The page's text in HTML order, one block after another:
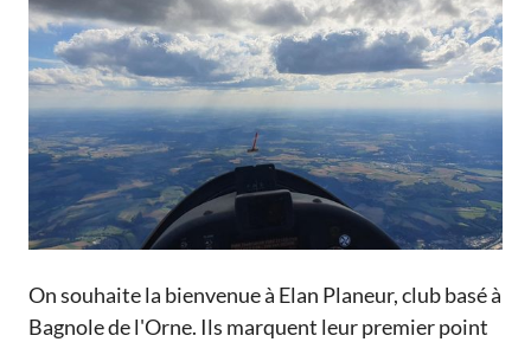
On souhaite la bienvenue à Elan Planeur, club basé à
Bagnole de l'Orne. Ils marquent leur premier point